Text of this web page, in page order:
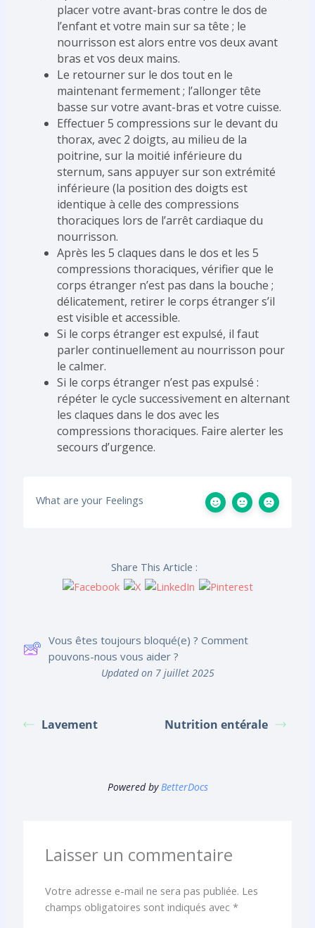
placer votre avant-bras contre le dos de
l’enfant et votre main sur sa tête ; le
nourrisson est alors entre vos deux avant
bras et vos deux mains.
Le retourner sur le dos tout en le
maintenant fermement ; l’allonger tête
basse sur votre avant-bras et votre cuisse.
Effectuer 5 compressions sur le devant du
thorax, avec 2 doigts, au milieu de la
poitrine, sur la moitié inférieure du
sternum, sans appuyer sur son extrémité
inférieure (la position des doigts est
identique à celle des compressions
thoraciques lors de l’arrêt cardiaque du
nourrisson.
Après les 5 claques dans le dos et les 5
compressions thoraciques, vérifier que le
corps étranger n’est pas dans la bouche ;
délicatement, retirer le corps étranger s’il
est visible et accessible.
Si le corps étranger est expulsé, il faut
parler continuellement au nourrisson pour
le calmer.
Si le corps étranger n’est pas expulsé :
répéter le cycle successivement en alternant
les claques dans le dos avec les
compressions thoraciques. Faire alerter les
secours d’urgence.
What are your Feelings
Share This Article :
Vous êtes toujours bloqué(e) ? Comment
pouvons-nous vous aider ?
Updated on 7 juillet 2025
Lavement Nutrition entérale
Powered by BetterDocs
Laisser un commentaire
Votre adresse e-mail ne sera pas publiée. Les
champs obligatoires sont indiqués avec*